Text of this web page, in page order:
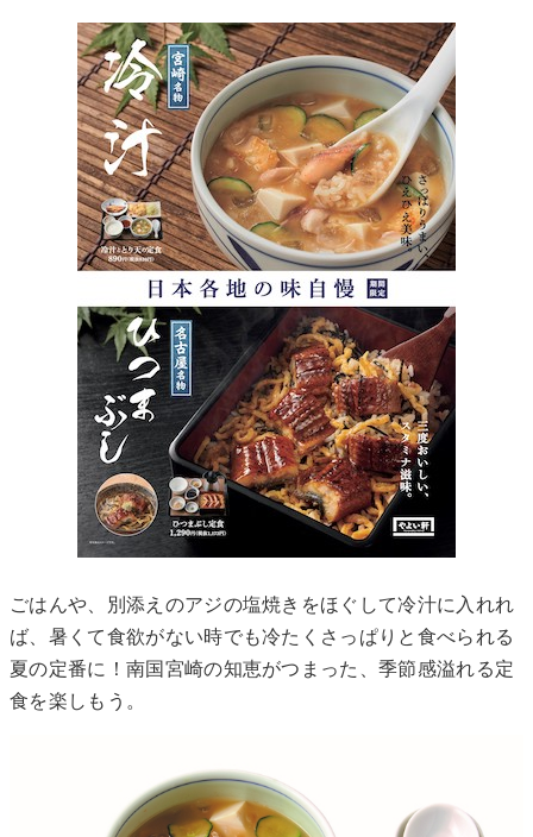
ごはんや、別添えのアジの塩焼きをほぐして冷汁に入れれ
ば、暑くて食欲がない時でも冷たくさっぱりと食べられる
夏の定番に！南国宮崎の知恵がつまった、季節感溢れる定
食を楽しもう。